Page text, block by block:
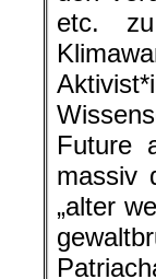
etc.
Future
massiv
„alter